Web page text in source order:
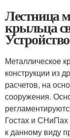
Лестница
крыльца
Металлическое
конструкции из
расчетов, на
сооружения.
Гостах и СНиПах
к данному виду